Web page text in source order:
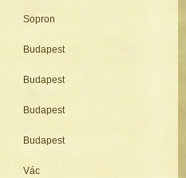
Sopron
Budapest
Budapest
Budapest
Budapest
Vác